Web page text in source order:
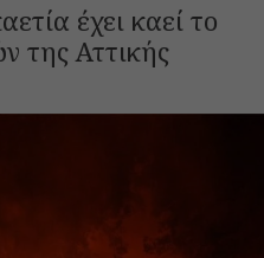
έχει καεί το
της Αττικής